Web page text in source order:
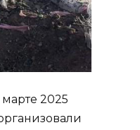
2025